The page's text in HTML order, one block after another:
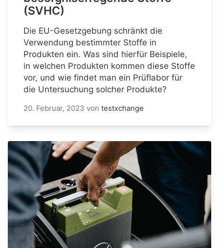
(SVHC)
Die EU-Gesetzgebung schränkt die
Verwendung bestimmter Stoffe in
Produkten ein. Was sind hierfür Beispiele,
in welchen Produkten kommen diese Stoffe
vor, und wie findet man ein Prüflabor für
die Untersuchung solcher Produkte?
20. Februar, 2023 von testxchange